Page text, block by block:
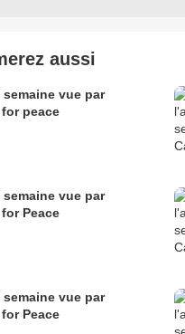
aussi
vue par
peace
vue par
Peace
vue par
Peace